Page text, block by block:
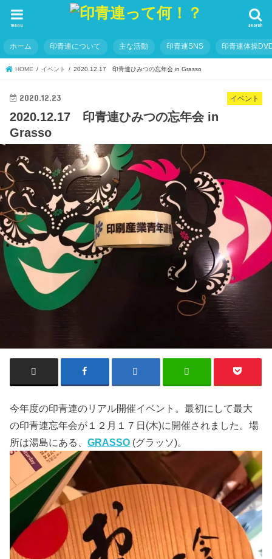
search
menu
ホーム 印青連について 主な活動 印青連SNS 印青連体操
HOME イベント 2020.12.17 印青連ひみつの忘年会 in Grasso
イベント
2020.12.23
2020.12.17 印青連ひみつの忘年会 in
Grasso
今年度の印青連のリアル開催イベント。最初にして最大
の印青連忘年会が１２月１７日(木)に開催されました。場
所は湯島にある、GRASSO (グラッソ)。